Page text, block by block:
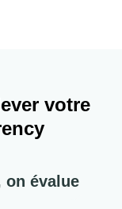
votre
on évalue